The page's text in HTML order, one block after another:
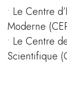
• Le Centre
Moderne
• Le Centre
Scientifique